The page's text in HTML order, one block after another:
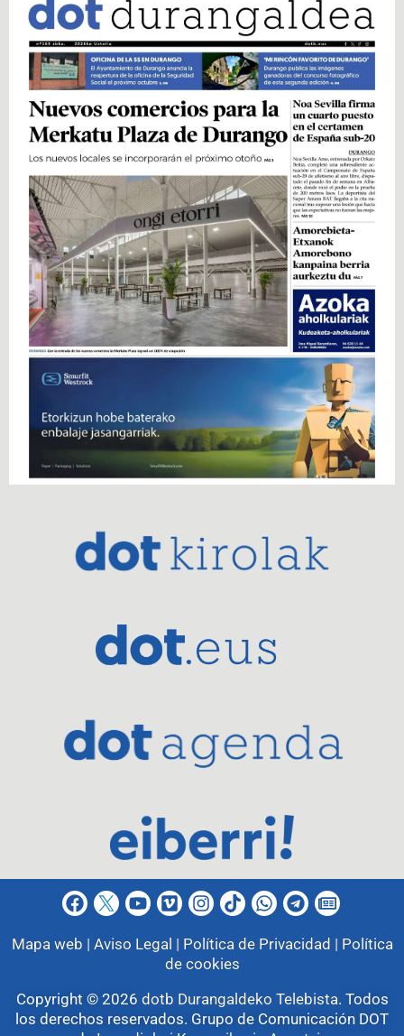
Mapa web | Aviso Legal | Política de Privacidad | Política
de cookies
Copyright © 2026 dotb Durangaldeko Telebista. Todos
los derechos reservados. Grupo de Comunicación DOT